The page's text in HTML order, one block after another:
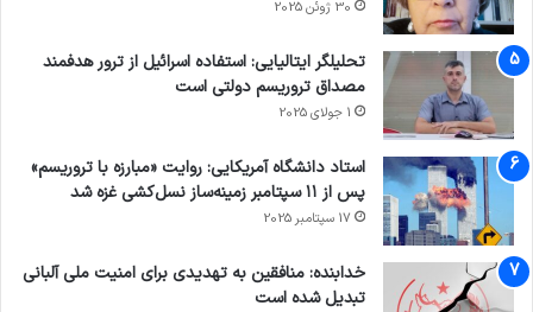
30 ژوئن 2025
تحلیلگر ایتالیایی: استفاده اسرائیل از ترور هدفمند
مصداق تروریسم دولتی است
1 جولای 2025
استاد دانشگاه آمریکایی: روایت «مبارزه با تروریسم»
پس از ۱۱ سپتامبر زمینه‌ساز نسل‌کشی غزه شد
17 سپتامبر 2025
خدابنده: منافقین به تهدیدی برای امنیت ملی آلبانی
تبدیل شده است